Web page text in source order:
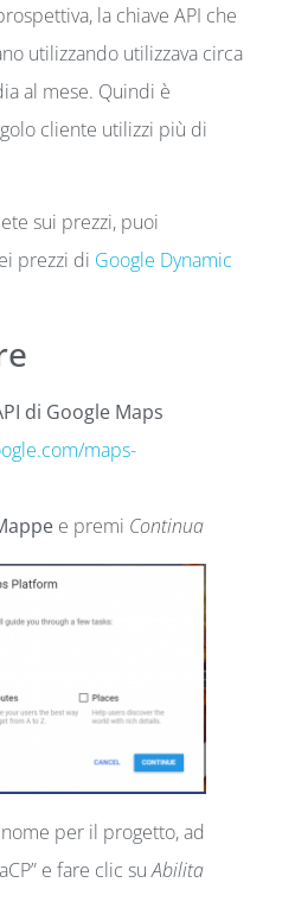
la chiave API che
utilizzando utilizzava circa
al mese. Quindi è
cliente utilizzi più di
sui prezzi, puoi
prezzi di Google Dynamic
di Google Maps
maps-
e premi Continua
per il progetto, ad
e fare clic suAbilita